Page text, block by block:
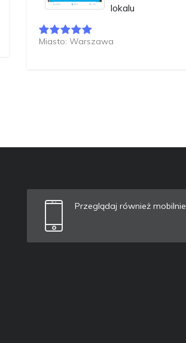
lokalu
Miasto: Warszawa
Przeglądaj również mobilnie